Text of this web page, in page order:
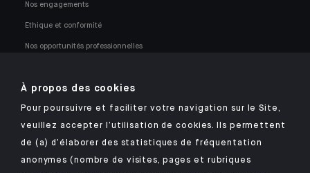
Nos engagements
Ethique et conformité
Nos opportunités professionnelles
Retrouvez notre application mobile Indosuez
À propos des cookies
Pour poursuivre et faciliter votre navigation sur le Site,
veuillez accepter l’utilisation de cookies. Ils permettent
de (a) d’élaborer des statistiques de fréquentation
anonymes (nombre de visites, pages et rubriques